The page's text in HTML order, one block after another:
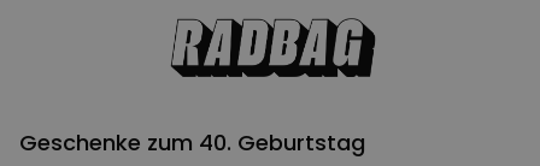
Geschenke zum 40. Geburtstag